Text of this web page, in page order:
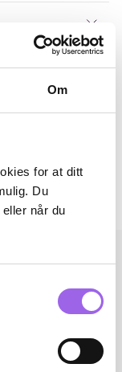
Om
for at ditt
Du
når du